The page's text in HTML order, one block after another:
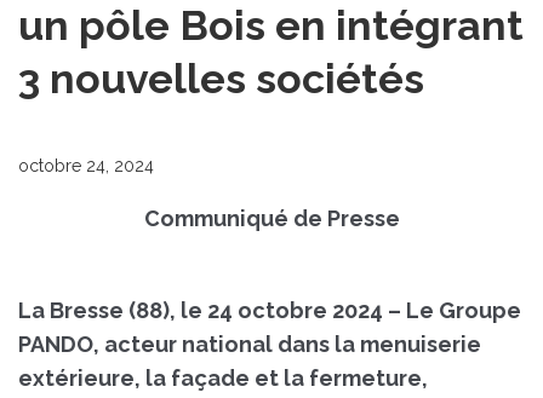
un pôle Bois en intégrant
3 nouvelles sociétés
octobre 24, 2024
Communiqué de Presse
La Bresse (88), le 24 octobre 2024 – Le Groupe
PANDO, acteur national dans la menuiserie
extérieure, la façade et la fermeture,